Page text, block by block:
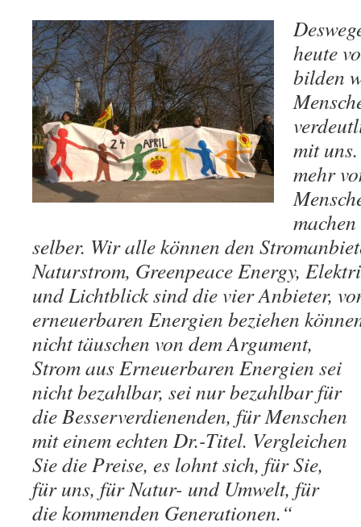
heute
bilden
mit
mehr
selber. Wir alle können den
Naturstrom, Greenpeace Energy,
und Lichtblick sind die vier Anbieter,
erneuerbaren Energien beziehen
nicht täuschen von demArgument,
Strom aus Erneuerbaren Energien sei
nicht bezahlbar, sei nur bezahlbar für
die Besserverdienenden, für Menschen
mit einem echten Dr.-Titel. Vergleichen
Sie die Preise, es lohnt sich, für Sie,
für uns, für Natur- und Umwelt, für
die kommenden Generationen.“